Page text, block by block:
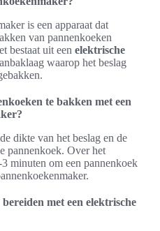
is een apparaat dat
van pannenkoeken
bestaat uit een elektrische
waarop het beslag
te bakken met een
dikte van het beslag en de
pannenkoek. Over het
minuten om een pannenkoek
met een elektrische